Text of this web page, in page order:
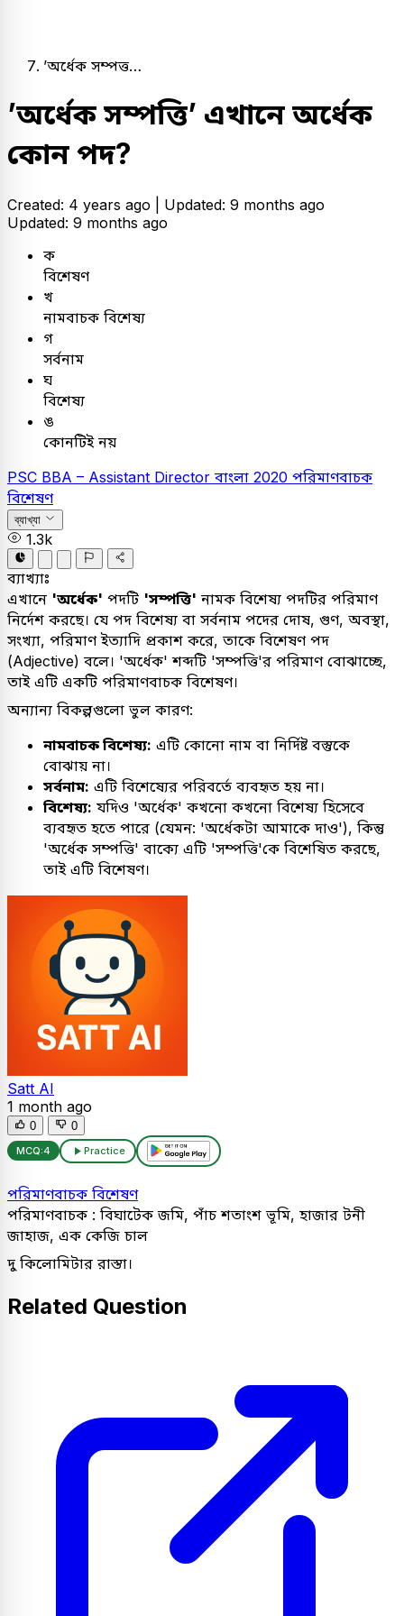
’অর্ধেক সম্পত্ত…
’অর্ধেক সম্পত্তি’ এখানে অর্ধেক
কোন পদ?
Created: 4 years ago | Updated: 9 months ago
Updated: 9 months ago
ক
বিশেষণ
খ
নামবাচক বিশেষ্য
গ
সর্বনাম
ঘ
বিশেষ্য
ঙ
কোনটিই নয়
PSC BBA – Assistant Director বাংলা 2020 পরিমাণবাচক
বিশেষণ
ব্যাখ্যা
1.3k
ব্যাখ্যাঃ
এখানে 'অর্ধেক' পদটি 'সম্পত্তি' নামক বিশেষ্য পদটির পরিমাণ
নির্দেশ করছে। যে পদ বিশেষ্য বা সর্বনাম পদের দোষ, গুণ, অবস্থা,
সংখ্যা, পরিমাণ ইত্যাদি প্রকাশ করে, তাকে বিশেষণ পদ
(Adjective) বলে। 'অর্ধেক' শব্দটি 'সম্পত্তি'র পরিমাণ বোঝাচ্ছে,
তাই এটি একটি পরিমাণবাচক বিশেষণ।
অন্যান্য বিকল্পগুলো ভুল কারণ:
নামবাচক বিশেষ্য: এটি কোনো নাম বা নির্দিষ্ট বস্তুকে
বোঝায় না।
সর্বনাম: এটি বিশেষ্যের পরিবর্তে ব্যবহৃত হয় না।
বিশেষ্য: যদিও 'অর্ধেক' কখনো কখনো বিশেষ্য হিসেবে
ব্যবহৃত হতে পারে (যেমন: 'অর্ধেকটা আমাকে দাও'), কিন্তু
'অর্ধেক সম্পত্তি' বাক্যে এটি 'সম্পত্তি'কে বিশেষিত করছে,
তাই এটি বিশেষণ।
Satt AI
1 month ago
0 0
MCQ:4 Practice
পরিমাণবাচক বিশেষণ
পরিমাণবাচক : বিঘাটেক জমি, পাঁচ শতাংশ ভূমি, হাজার টনী
জাহাজ, এক কেজি চাল
দু কিলোমিটার রাস্তা।
Related Question